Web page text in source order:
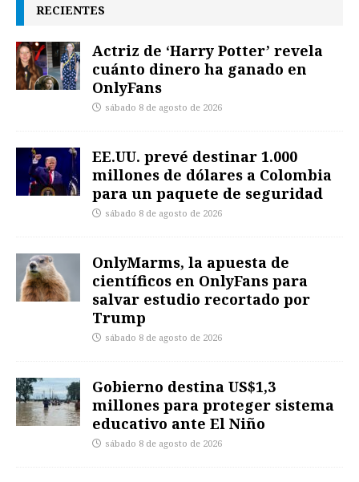
RECIENTES
Actriz de ‘Harry Potter’ revela
cuánto dinero ha ganado en
OnlyFans
sábado 8 de agosto de 2026
EE.UU. prevé destinar 1.000
millones de dólares a Colombia
para un paquete de seguridad
sábado 8 de agosto de 2026
OnlyMarms, la apuesta de
científicos en OnlyFans para
salvar estudio recortado por
Trump
sábado 8 de agosto de 2026
Gobierno destina US$1,3
millones para proteger sistema
educativo ante El Niño
sábado 8 de agosto de 2026